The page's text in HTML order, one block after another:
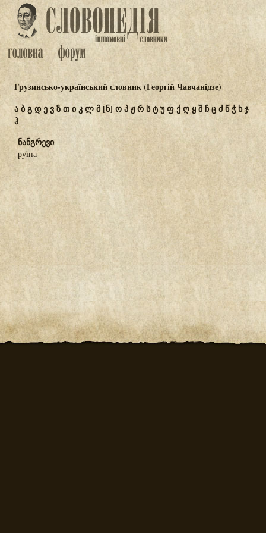
Грузинсько-український словник (Георгій Чавчанідзе)
აბგდევზთიკლმ[ნ] ოპჟრ სტუფქღყშჩცძწჭხჯ
ჰ
ნანგრევი
руїна